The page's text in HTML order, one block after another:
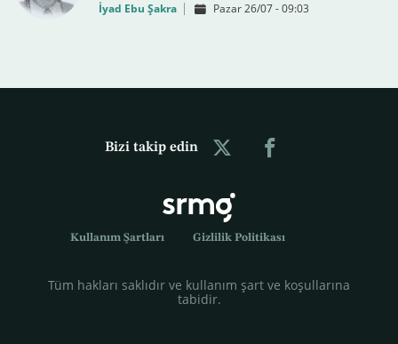
İyad Ebu Şakra Pazar 26/07 - 09:03
Bizi takip edin
Kullanım Şartları Gizlilik Politikası
Tüm hakları saklıdır ve kullanım şart ve koşullarına
tabidir.